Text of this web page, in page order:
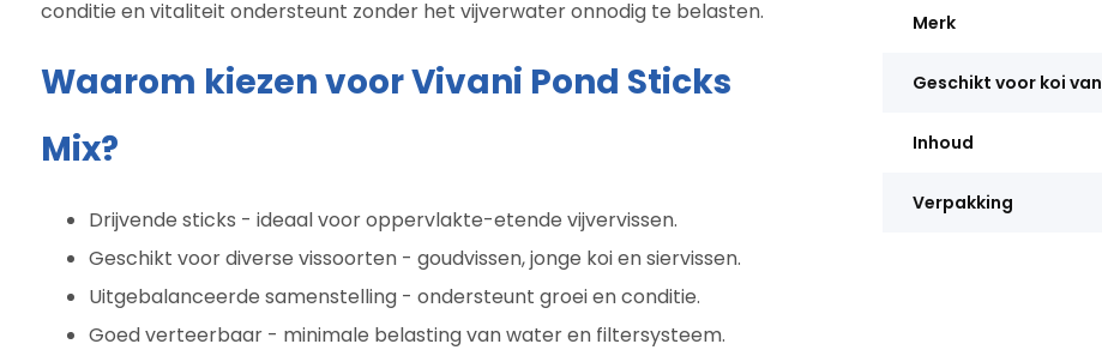
conditie en vitaliteit ondersteunt zonder het vijverwater onnodig te belasten.
Waarom kiezen voor Vivani Pond Sticks
Mix?
Drijvende sticks - ideaal voor oppervlakte-etende vijvervissen.
Geschikt voor diverse vissoorten - goudvissen, jonge koi en siervissen.
Uitgebalanceerde samenstelling - ondersteunt groei en conditie.
Goed verteerbaar - minimale belasting van water en filtersysteem.
Merk
Geschikt voor koi van
Inhoud
Verpakking